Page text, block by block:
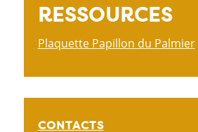
RESSOURCES
Plaquette Papillon du Palmier
CONTACTS